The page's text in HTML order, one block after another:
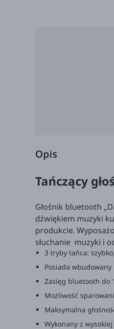
Opis
Tańczący
Głośnik bluetooth
dźwiękiem muzyki
produkcie.
słuchanie muzyki i
3 tryby tańca:
Posiada
Zasięg bluetooth do
Możliwość
Maksymalna
Wykonany z